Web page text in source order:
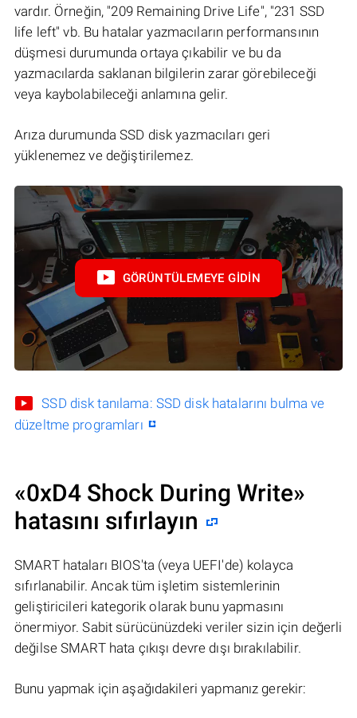
vardır. Örneğin, "209 Remaining Drive Life", "231 SSD
life left" vb. Bu hatalar yazmacıların performansının
düşmesi durumunda ortaya çıkabilir ve bu da
yazmacılarda saklanan bilgilerin zarar görebileceği
veya kaybolabileceği anlamına gelir.
Arıza durumunda SSD disk yazmacıları geri
yüklenemez ve değiştirilemez.
GÖRÜNTÜLEMEYE GIDIN
SSD disk tanılama: SSD disk hatalarını bulma ve
düzeltme programları
«0xD4 Shock During Write»
hatasını sıfırlayın
SMART hataları BIOS'ta (veya UEFI'de) kolayca
sıfırlanabilir. Ancak tüm işletim sistemlerinin
geliştiricileri kategorik olarak bunu yapmasını
önermiyor. Sabit sürücünüzdeki veriler sizin için değerli
değilse SMART hata çıkışı devre dışı bırakılabilir.
Bunu yapmak için aşağıdakileri yapmanız gerekir: